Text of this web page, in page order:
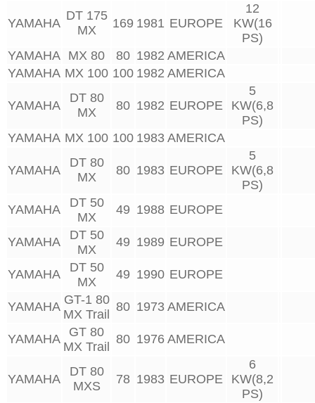
YAMAHA
DT 175
MX
169 1981 EUROPE
12
KW(16
PS)
YAMAHA MX 80 80 1982 AMERICA
YAMAHA MX 100 100 1982 AMERICA
YAMAHA
DT 80
MX
80 1982 EUROPE
5
KW(6,8
PS)
YAMAHA MX 100 100 1983 AMERICA
YAMAHA
DT 80
MX
80 1983 EUROPE
5
KW(6,8
PS)
YAMAHA
DT 50
MX
49 1988 EUROPE
YAMAHA
DT 50
MX
49 1989 EUROPE
YAMAHA
DT 50
MX
49 1990 EUROPE
YAMAHA GT-1 80
MX Trail
80 1973 AMERICA
YAMAHA
GT 80
MX Trail
80 1976 AMERICA
YAMAHA
DT 80
MXS
78 1983 EUROPE
6
KW(8,2
PS)